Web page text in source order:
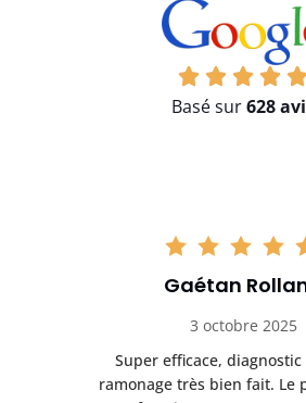
Basé sur628
Gaétan
3 octobre 2025
Super efficace,
ramonage très bien fait. Le